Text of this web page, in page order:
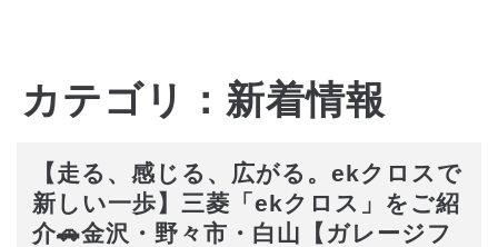
カテゴリ：新着情報
【走る、感じる、広がる。ekクロスで
新しい一歩】三菱「ekクロス」をご紹
介🚗金沢・野々市・白山【ガレージフ